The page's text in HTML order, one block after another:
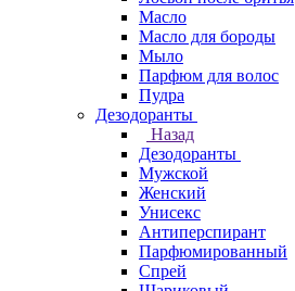
Масло
Масло для бороды
Мыло
Парфюм для волос
Пудра
Дезодоранты
Назад
Дезодоранты
Мужской
Женский
Унисекс
Антиперспирант
Парфюмированный
Спрей